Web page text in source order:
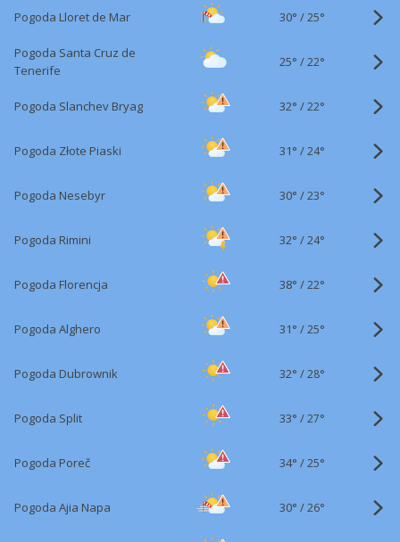
Pogoda Lloret de Mar 30° /25°
Pogoda Santa Cruz de
Tenerife
25° /22°
Pogoda Slanchev Bryag 32° /22°
Pogoda Złote Piaski 31° /24°
Pogoda Nesebyr 30° /23°
Pogoda Rimini 32° /24°
Pogoda Florencja 38° /22°
Pogoda Alghero 31° /25°
Pogoda Dubrownik 32° /28°
Pogoda Split 33° /27°
Pogoda Poreč 34° /25°
Pogoda Ajia Napa 30° /26°